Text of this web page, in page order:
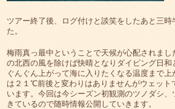
ツアー終了後、ログ付けと談笑をしたあと三時
た。
梅雨真っ最中ということで天候が心配されまし
の北西の風を除けば快晴となりダイビング日和
ぐんぐん上がって海に入りたくなる温度まで
は２１℃前後と変わりはありませんがウェット
います。今回は今シーズン初観測のツノダシ
きているので随時情報公開していきます。